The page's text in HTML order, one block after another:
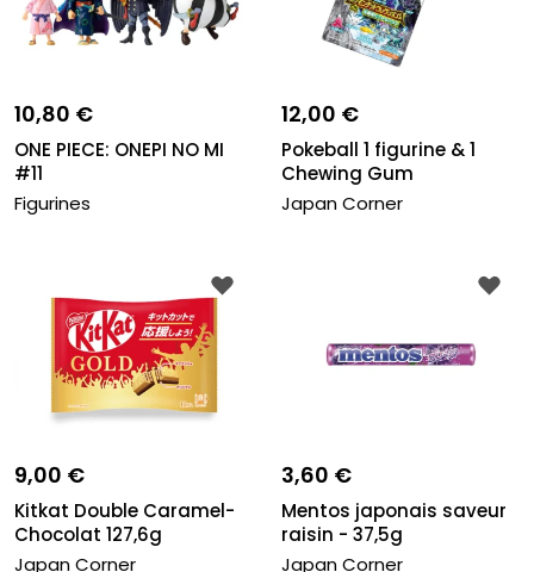
10,80 €
ONE PIECE: ONEPI NO MI
#11
Figurines
12,00 €
Pokeball 1 figurine & 1
Chewing Gum
Japan Corner
9,00 €
Kitkat Double Caramel-
Chocolat 127,6g
Japan Corner
3,60 €
Mentos japonais saveur
raisin - 37,5g
Japan Corner